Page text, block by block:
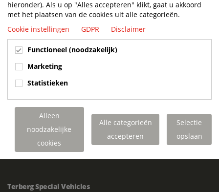
BUILT TO LAST. CHARGED TO PERFORM.
SUPPORTED FOR LIFE.
Terberg Special Vehicles
hieronder). Als u op "Alles accepteren" klikt, gaat u akkoord
met het plaatsen van de cookies uit alle categorieën.
Cookie instellingen
GDPR Disclaimer
Functioneel (noodzakelijk)
Marketing
Statistieken
Alleen
noodzakelijke
cookies
Alle categorieën
accepteren
Selectie
opslaan